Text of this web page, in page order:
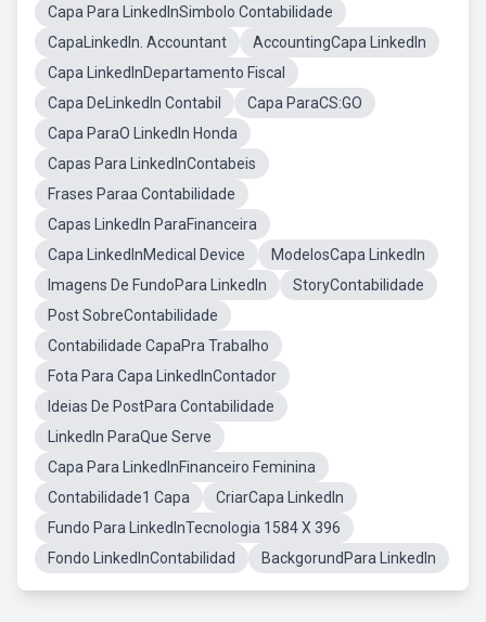
Capa Para LinkedInSimbolo Contabilidade
CapaLinkedIn. Accountant
AccountingCapa LinkedIn
Capa LinkedInDepartamento Fiscal
Capa DeLinkedIn Contabil
Capa ParaCS:GO
Capa ParaO LinkedIn Honda
Capas Para LinkedInContabeis
Frases Paraa Contabilidade
Capas LinkedIn ParaFinanceira
Capa LinkedInMedical Device
ModelosCapa LinkedIn
Imagens De FundoPara LinkedIn
StoryContabilidade
Post SobreContabilidade
Contabilidade CapaPra Trabalho
Fota Para Capa LinkedInContador
Ideias De PostPara Contabilidade
LinkedIn ParaQue Serve
Capa Para LinkedInFinanceiro Feminina
Contabilidade1 Capa
CriarCapa LinkedIn
Fundo Para LinkedInTecnologia 1584 X 396
Fondo LinkedInContabilidad
BackgorundPara LinkedIn